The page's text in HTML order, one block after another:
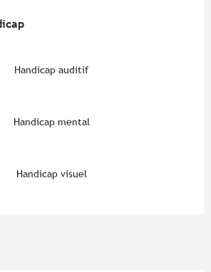
Handicap auditif
Handicap mental
Handicap visuel